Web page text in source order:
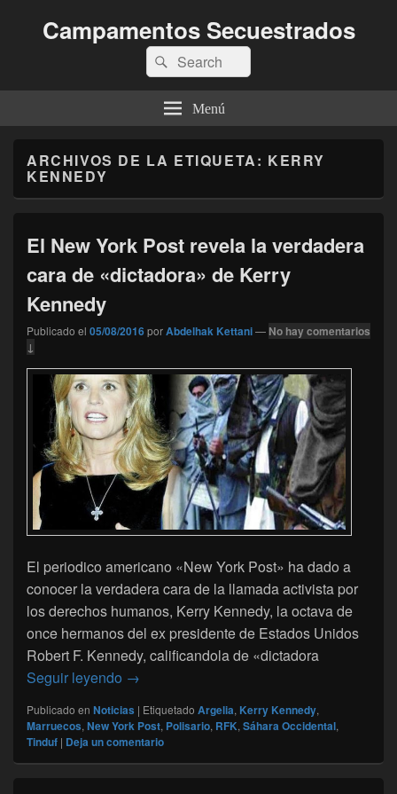
Campamentos Secuestrados
Buscar
por:
Buscar
Menú
ARCHIVOS DE LA ETIQUETA: KERRY
KENNEDY
El New York Post revela la verdadera
cara de «dictadora» de Kerry
Kennedy
Publicado el 05/08/2016porAbdelhak Kettani— No hay comentarios
↓
El periodico americano «New York Post» ha dado a
conocer la verdadera cara de la llamada activista por
los derechos humanos, Kerry Kennedy, la octava de
once hermanos del ex presidente de Estados Unidos
Robert F. Kennedy, calificandola de «dictadora
Seguir leyendo El New York Post revela la verdadera
→
Publicado en Noticias | Etiquetado Argelia, Kerry Kennedy,
Marruecos,New York Post, Polisario, RFK,Sáhara Occidental,
Tinduf | Deja un comentario